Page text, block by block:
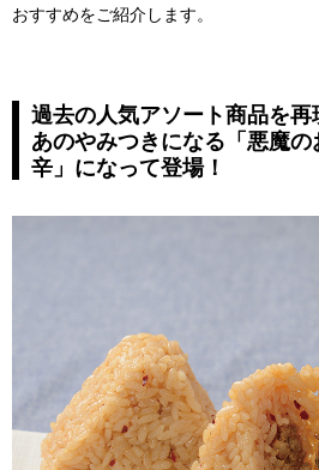
おすすめをご紹介します。
過去の人気アソート商品を再
あのやみつきになる「悪魔
辛」になって登場！